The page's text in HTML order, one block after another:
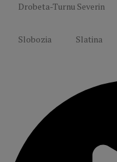
Drobeta-Turnu Severin
Slobozia Slatina